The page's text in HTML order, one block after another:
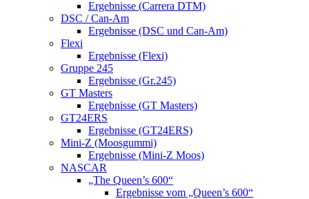
Ergebnisse (Carrera DTM)
DSC / Can-Am
Ergebnisse (DSC und Can-Am)
Flexi
Ergebnisse (Flexi)
Gruppe 245
Ergebnisse (Gr.245)
GT Masters
Ergebnisse (GT Masters)
GT24ERS
Ergebnisse (GT24ERS)
Mini-Z (Moosgummi)
Ergebnisse (Mini-Z Moos)
NASCAR
„The Queen’s 600“
Ergebnisse vom „Queen’s 600“